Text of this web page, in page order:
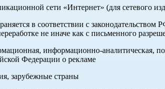
сети «Интернет» (для сетевого
в соответствии с
не иначе как с письменного
информационно-аналитическая,
Федерации о рекламе
зарубежные страны